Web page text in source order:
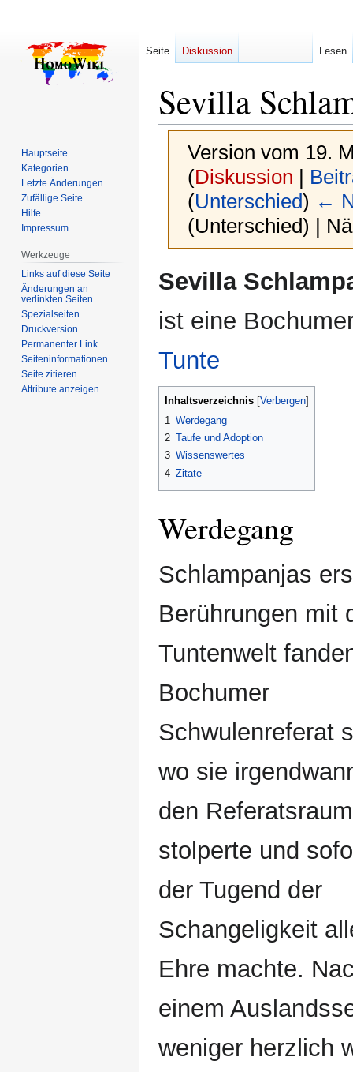
Sevilla
Version vom 19.
(Diskussion |
(Unterschied) ←
(Unterschied) |
Navigation
Suche
Sevilla
ist eine
Tunte
Inhaltsverzeichnis
1 Werdegang
2 Taufe und Adoption
3 Wissenswertes
4 Zitate
Werdegang
Schlampanjas
Berührungen mit
Tuntenwelt
Bochumer
Schwulenreferat
wo sie
den Referatsraum
stolperte und
der Tugend der
Schangeligkeit
Ehre machte.
einem
weniger herzlich
Seite Diskussion Lesen
Hauptseite
Kategorien
Letzte Änderungen
Zufällige Seite
Hilfe
Impressum
Werkzeuge
Links auf diese Seite
Änderungen an
verlinkten Seiten
Spezialseiten
Druckversion
Permanenter Link
Seiten­­informationen
Seite zitieren
Attribute anzeigen